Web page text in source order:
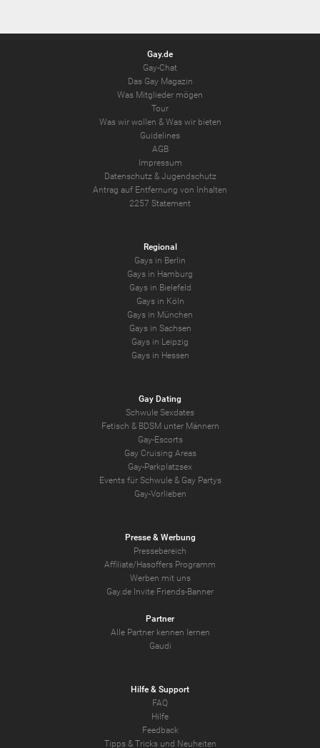
Gay.de
Gay-Chat
Das Gay Magazin
Was Mitglieder mögen
Tour
Was wir wollen & Was wir bieten
Guidelines
AGB
Impressum
Datenschutz& Jugendschutz
Antrag auf Entfernung von Inhalten
2257 Statement
Regional
Gays in Berlin
Gays in Hamburg
Gays in Bielefeld
Gays in Köln
Gays in München
Gays in Sachsen
Gays in Leipzig
Gays in Hessen
Gay Dating
Schwule Sexdates
Fetisch & BDSM unter Männern
Gay-Escorts
Gay Cruising Areas
Gay-Parkplatzsex
Events für Schwule & Gay Partys
Gay-Vorlieben
Presse & Werbung
Pressebereich
Affiliate/Hasoffers Programm
Werben mit uns
Gay.de Invite Friends-Banner
Partner
Alle Partner kennen lernen
Gaudi
Hilfe & Support
FAQ
Hilfe
Feedback
Tipps & Tricks und Neuheiten